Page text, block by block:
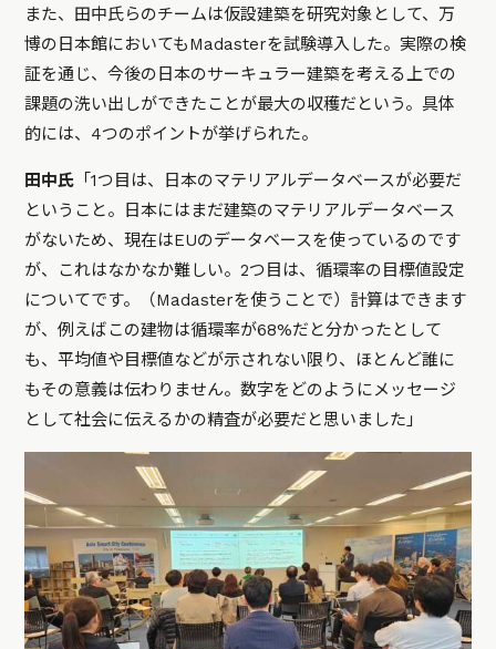
また、田中氏らのチームは仮設建築を研究対象として、万
博の日本館においてもMadasterを試験導入した。実際の検
証を通じ、今後の日本のサーキュラー建築を考える上での
課題の洗い出しができたことが最大の収穫だという。具体
的には、4つのポイントが挙げられた。
田中氏 「1つ目は、日本のマテリアルデータベースが必要だ
ということ。日本にはまだ建築のマテリアルデータベース
がないため、現在はEUのデータベースを使っているのです
が、これはなかなか難しい。2つ目は、循環率の目標値設定
についてです。（Madasterを使うことで）計算はできます
が、例えばこの建物は循環率が68%だと分かったとして
も、平均値や目標値などが示されない限り、ほとんど誰に
もその意義は伝わりません。数字をどのようにメッセージ
として社会に伝えるかの精査が必要だと思いました」